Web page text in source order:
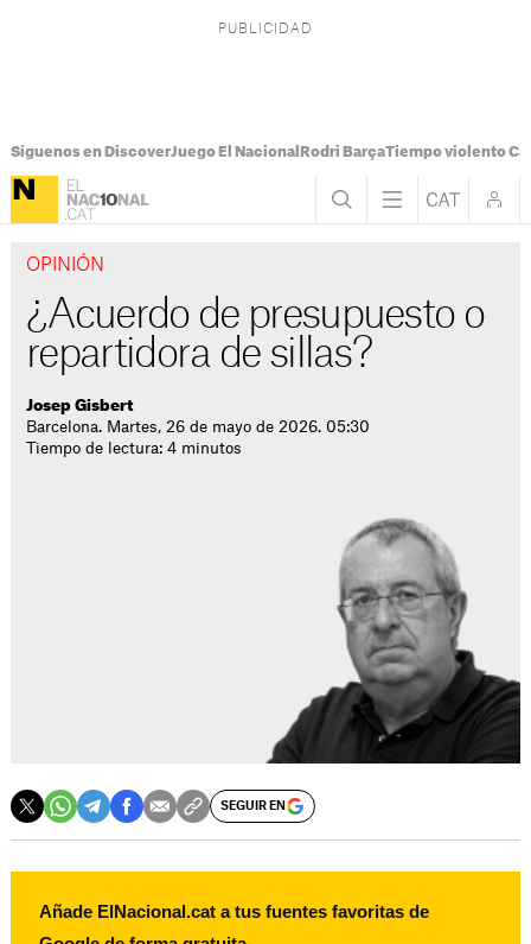
Síguenos en DiscoverJuego El Nacional Rodri BarçaTiempo violento
OPINIÓN
¿Acuerdo de presupuesto o
repartidora de sillas?
Josep Gisbert
Barcelona. Martes, 26 de mayo de 2026. 05:30
Tiempo de lectura: 4 minutos
SEGUIR EN
Añade ElNacional.cat a tus fuentes favoritas de